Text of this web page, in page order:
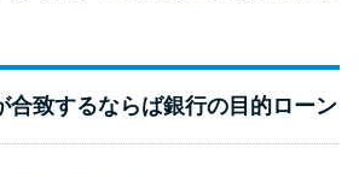
合致するならば銀行の目的ローン